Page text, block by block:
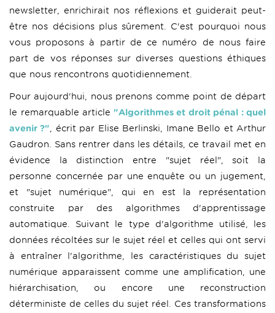
newsletter, enrichirait nos réflexions et guiderait peut-
être nos décisions plus sûrement. C'est pourquoi nous
vous proposons à partir de ce numéro de nous faire
part de vos réponses sur diverses questions éthiques
que nous rencontrons quotidiennement.
Pour aujourd'hui, nous prenons comme point de départ
le remarquable article "Algorithmes et droit pénal : quel
avenir ?" , écrit par Elise Berlinski, Imane Bello et Arthur
Gaudron. Sans rentrer dans les détails, ce travail met en
évidence la distinction entre "sujet réel", soit la
personne concernée par une enquête ou un jugement,
et "sujet numérique", qui en est la représentation
construite par des algorithmes d'apprentissage
automatique. Suivant le type d'algorithme utilisé, les
données récoltées sur le sujet réel et celles qui ont servi
à entraîner l'algorithme, les caractéristiques du sujet
numérique apparaissent comme une amplification, une
hiérarchisation, ou encore une reconstruction
déterministe de celles du sujet réel. Ces transformations